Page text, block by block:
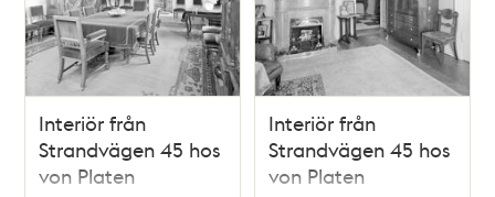
Interiör från
Strandvägen 45 hos
von Platen
Interiör från
Strandvägen 45 hos
von Platen